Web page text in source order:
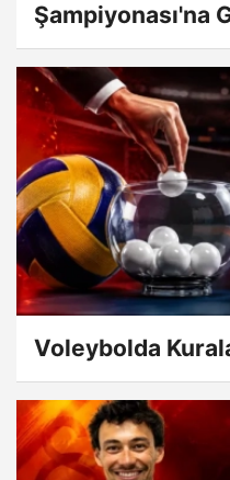
Şampiyonası'na
Voleybolda